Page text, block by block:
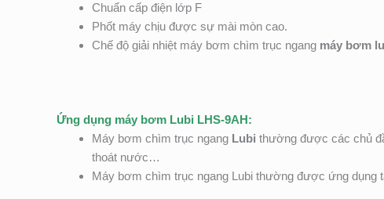
Chuẩn cấp điện lớp F
Phốt máy chịu được sự mài mòn cao.
Chế độ giải nhiệt máy bơm chìm trục ngang máy bơm
Ứng dụng máy bơm Lubi LHS-9AH:
Máy bơm chìm trục ngang Lubi thường được các chủ
thoát nước…
Máy bơm chìm trục ngang Lubi thường được ứng dụng